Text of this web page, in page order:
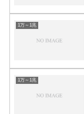
1万～1兆
1万～1兆